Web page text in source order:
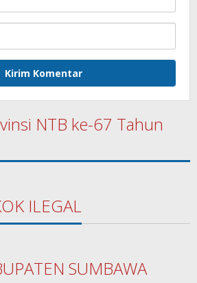
NTB ke-67 Tahun
ILEGAL
SUMBAWA